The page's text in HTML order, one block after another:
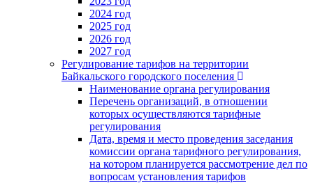
2024 год
2025 год
2026 год
2027 год
Регулирование тарифов на территории
Байкальского городского поселения
Наименование органа регулирования
Перечень организаций, в отношении
которых осуществляются тарифные
регулирования
Дата, время и место проведения заседания
комиссии органа тарифного регулирования,
на котором планируется рассмотрение дел по
вопросам установления тарифов